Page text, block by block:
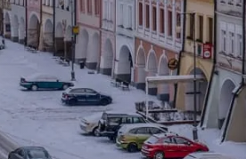
ケドニア
ボスニア・ヘ
10月 10月未定
月 火 水 木 金
土
1
2
3